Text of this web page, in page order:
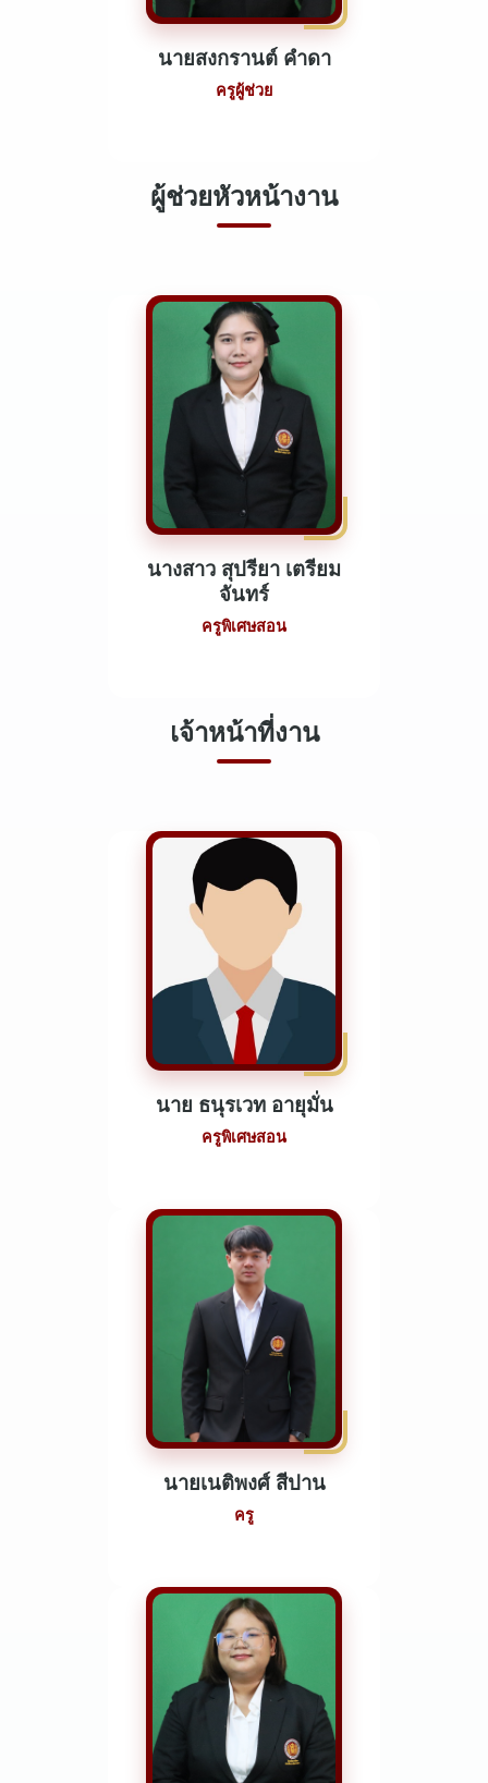
นายสงกรานต์ คำดา
ครูผู้ช่วย
ผู้ช่วยหัวหน้างาน
นางสาว สุปรียา เตรียม
จันทร์
ครูพิเศษสอน
เจ้าหน้าที่งาน
นาย ธนุรเวท อายุมั่น
ครูพิเศษสอน
นายเนติพงศ์ สีปาน
ครู